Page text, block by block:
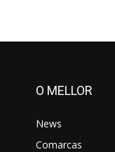
O MELLOR
News
Comarcas